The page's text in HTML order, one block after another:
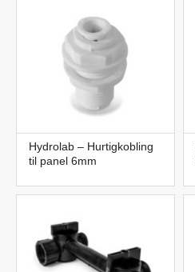
Hydrolab – Hurtigkobling
til panel 6mm